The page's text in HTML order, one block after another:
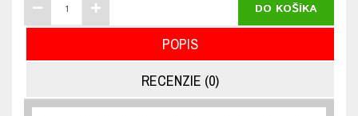
DO KOŠÍKA
POPIS
RECENZIE (0)